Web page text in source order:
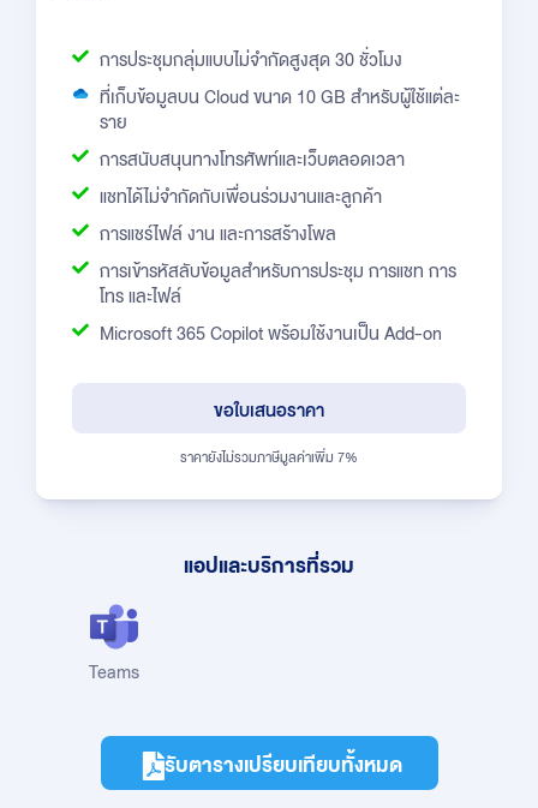
การประชุมกลุ่มแบบไม่จำกัดสูงสุด 30 ชั่วโมง
ที่เก็บข้อมูลบน Cloud ขนาด 10 GB สำหรับผู้ใช้แต่ละ
ราย
การสนับสนุนทางโทรศัพท์และเว็บตลอดเวลา
แชทได้ไม่จำกัดกับเพื่อนร่วมงานและลูกค้า
การแชร์ไฟล์ งาน และการสร้างโพล
การเข้ารหัสลับข้อมูลสำหรับการประชุม การแชท การ
โทร และไฟล์
Microsoft 365 Copilot พร้อมใช้งานเป็น Add-on
ขอใบเสนอราคา
ราคายังไม่รวมภาษีมูลค่าเพิ่ม 7%
แอปและบริการที่รวม
Teams
รับตารางเปรียบเทียบทั้งหมด